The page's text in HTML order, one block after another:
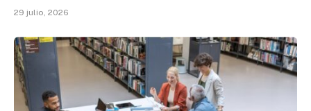
29 julio, 2026